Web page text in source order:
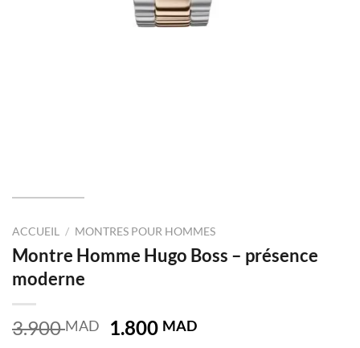
ACCUEIL / MONTRES POUR HOMMES
Montre Homme Hugo Boss – présence
moderne
3.900MAD
Le
1.800 MADLe